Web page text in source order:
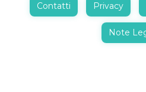
Contatti Privacy
Note